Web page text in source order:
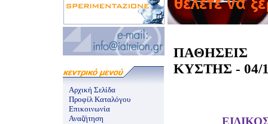
Αρχική Σελίδα
Προφίλ Καταλόγου
Επικοινωνία
Αναζήτηση
ΚΥΣΤΗΣ - 04/